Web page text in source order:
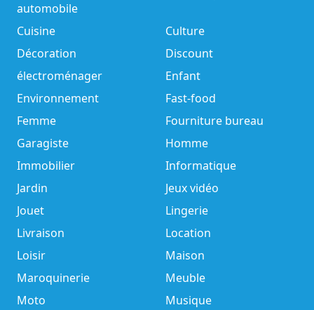
automobile
Cuisine
Culture
Décoration
Discount
électroménager
Enfant
Environnement
Fast-food
Femme
Fourniture bureau
Garagiste
Homme
Immobilier
Informatique
Jardin
Jeux vidéo
Jouet
Lingerie
Livraison
Location
Loisir
Maison
Maroquinerie
Meuble
Moto
Musique